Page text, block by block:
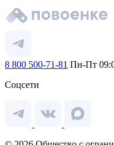
8 800 500-71-81 Пн-Пт
Соцсети